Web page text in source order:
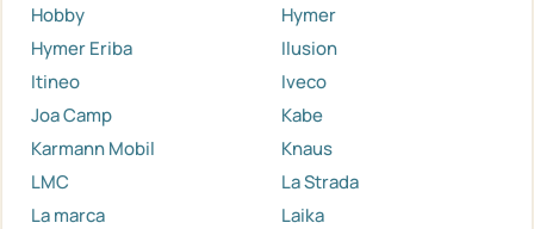
Hobby
Hymer
Hymer Eriba
Ilusion
Itineo
Iveco
Joa Camp
Kabe
Karmann Mobil
Knaus
LMC
La Strada
La marca
Laika